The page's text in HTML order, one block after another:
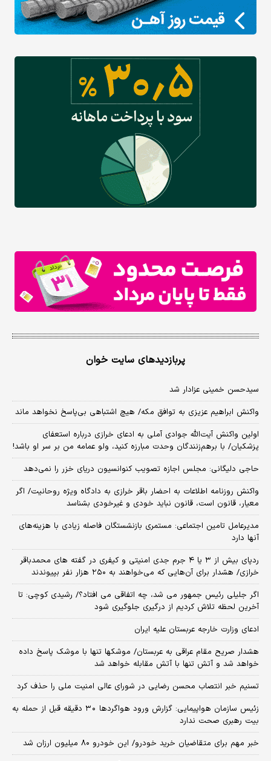
پربازدیدهای سایت خوان
سیدحسن خمینی عزادار شد
واکنش ابراهیم عزیزی به توافق مکه/ هیچ اشتباهی بی‌پاسخ نخواهد ماند
اولین واکنش آیت‌الله جوادی آملی به ادعای خرازی درباره استعفای
پزشکیان/ با برهم‌زنندگان وحدت مبارزه کنید، ولو عمامه من بر سر او باشد!
حاجی دلیگانی: مجلس اجازه تصویب کنوانسیون دریای خزر را نمی‌دهد
واکنش روزنامه اطلاعات به احضار باقر خرازی به دادگاه ویژه روحانیت/ اگر
معیار، قانون است، قانون نباید خودی و غیرخودی بشناسد
مدیرعامل تامین اجتماعی: مستمری بازنشستگان فاصله زیادی با هزینه‌های
آنها دارد
ردپای بیش از ۳ یا ۴ جرم جدی امنیتی و کیفری در گفته های محمدباقر
خرازی/ هشدار برای آن‌هایی که می‌خواهند به ۲۵۰ هزار نفر بپیوندند
اگر جلیلی رئیس جمهور می شد، چه اتفاقی می افتاد؟/ رشیدی کوچی: تا
آخرین لحظه تلاش کردیم از درگیری جلوگیری شود
ادعای وزارت خارجه عربستان علیه ایران
هشدار صریح مقام عراقی به عربستان/ موشکها تنها با موشک پاسخ داده
خواهد شد و آتش تنها با آتش مقابله خواهد شد
تسنیم خبر انتصاب محسن رضایی در شورای عالی امنیت ملی را حذف کرد
زئیس سازمان هواپیمایی: گزارش ورود هواگردها ٣٠ دقیقه قبل از حمله به
بیت رهبری صحت ندارد
خبر مهم برای متقاضیان خرید خودرو/ این خودرو ۸۰ میلیون ارزان شد